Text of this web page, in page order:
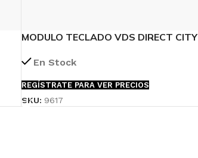
MODULO TECLADO VDS DIRECT CITY
En Stock
REGÍSTRATE PARA VER PRECIOS
SKU: 9617